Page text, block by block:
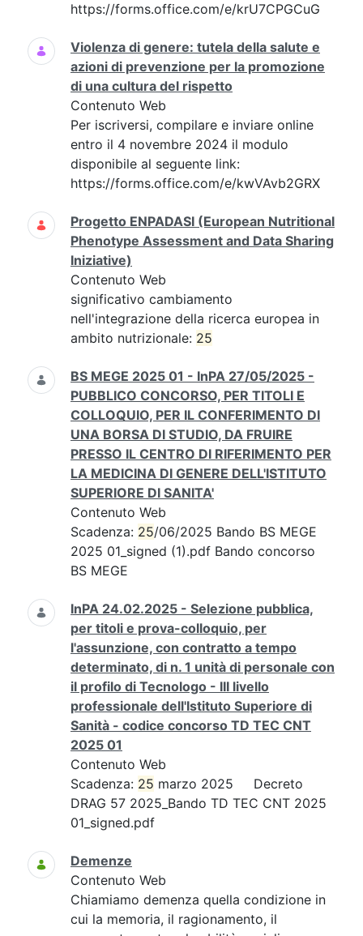
https://forms.office.com/e/krU7CPGCuG
Violenza di genere: tutela della salute e
azioni di prevenzione per la promozione
di una cultura del rispetto
Contenuto Web
Per iscriversi, compilare e inviare online
entro il 4 novembre 2024 il modulo
disponibile al seguente link:
https://forms.office.com/e/kwVAvb2GRX
Progetto ENPADASI (European Nutritional
Phenotype Assessment and Data Sharing
Iniziative)
Contenuto Web
significativo cambiamento
nell'integrazione della ricerca europea in
ambito nutrizionale: 25
BS MEGE 2025 01 - InPA 27/05/2025 -
PUBBLICO CONCORSO, PER TITOLI E
COLLOQUIO, PER IL CONFERIMENTO DI
UNA BORSA DI STUDIO, DA FRUIRE
PRESSO IL CENTRO DI RIFERIMENTO PER
LA MEDICINA DI GENERE DELL'ISTITUTO
SUPERIORE DI SANITA'
Contenuto Web
Scadenza: 25/06/2025 Bando BS MEGE
2025 01_signed (1).pdf Bando concorso
BS MEGE
InPA 24.02.2025 - Selezione pubblica,
per titoli e prova-colloquio, per
l'assunzione, con contratto a tempo
determinato, di n. 1 unità di personale con
il profilo di Tecnologo - III livello
professionale dell'Istituto Superiore di
Sanità - codice concorso TD TEC CNT
2025 01
Contenuto Web
Scadenza: 25 marzo 2025 Decreto
DRAG 57 2025_Bando TD TEC CNT 2025
01_signed.pdf
Demenze
Contenuto Web
Chiamiamo demenza quella condizione in
cui la memoria, il ragionamento, il